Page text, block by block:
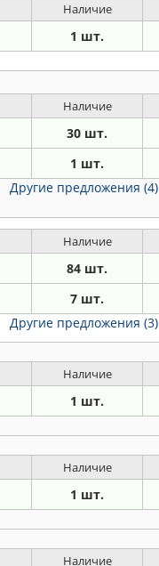
Наличие
1 шт.
Наличие
30 шт.
1 шт.
Другие предложения (4)
Наличие
84 шт.
7 шт.
Другие предложения (3)
Наличие
1 шт.
Наличие
1 шт.
Наличие